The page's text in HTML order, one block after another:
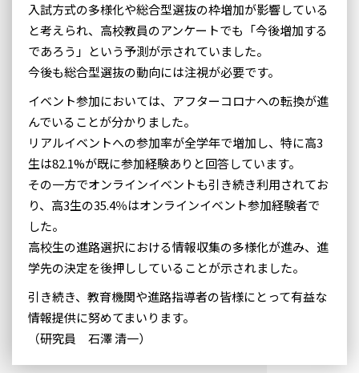
入試方式の多様化や総合型選抜の枠増加が影響している
と考えられ、高校教員のアンケートでも「今後増加する
であろう」という予測が示されていました。
今後も総合型選抜の動向には注視が必要です。
イベント参加においては、アフターコロナへの転換が進
んでいることが分かりました。
リアルイベントへの参加率が全学年で増加し、特に高3
生は82.1%が既に参加経験ありと回答しています。
その一方でオンラインイベントも引き続き利用されてお
り、高3生の35.4％はオンラインイベント参加経験者で
した。
高校生の進路選択における情報収集の多様化が進み、進
学先の決定を後押ししていることが示されました。
引き続き、教育機関や進路指導者の皆様にとって有益な
情報提供に努めてまいります。
（研究員 石澤 清一）